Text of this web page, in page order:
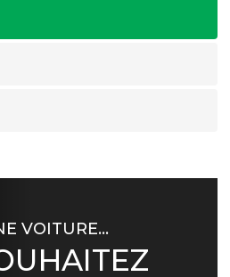
VOITURE…